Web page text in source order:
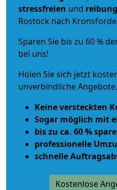
stressfreien und
Rostock nach
Sparen Sie bis zu 60 %
bei uns!
Holen Sie sich jetzt
unverbindliche Angebote.
Keine versteckten
Sogar möglich mit
bis zu ca. 60 %
professionelle
schnelle
Kostenlose